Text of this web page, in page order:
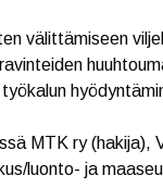
välittämiseen
MTK ry (hakija),
luonto- ja